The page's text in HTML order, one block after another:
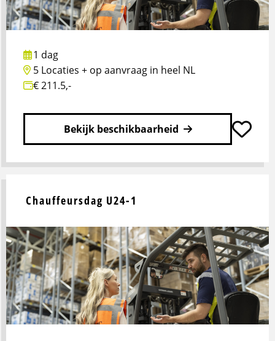
1 dag
5 Locaties + op aanvraag in heel NL
€ 211.5,-
Bekijk beschikbaarheid
over
Veiligheid
en
Omgaan
met
Agressie
U15-
1
Chauffeursdag U24-1